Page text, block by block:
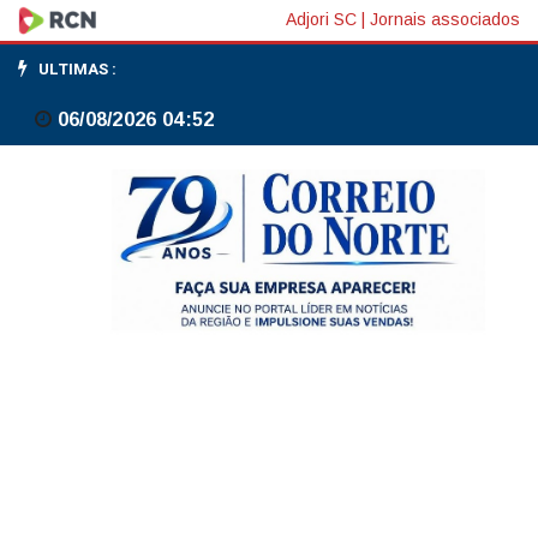
Menino
de
12
Adjori SC Jornais associados
ULTIMAS :
06/08/2026 04:52